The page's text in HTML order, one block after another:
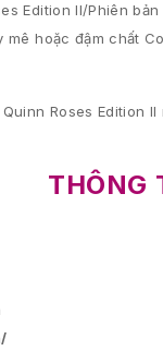
Edition II/Phiên
hoặc đậm chất
Roses
THÔNG